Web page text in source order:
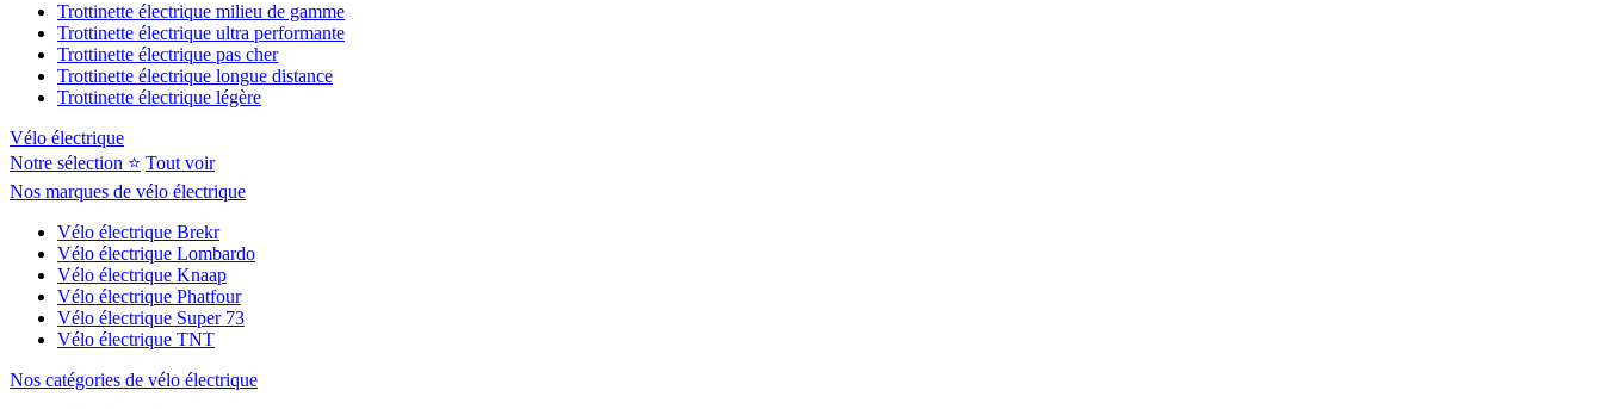
Trottinette électrique milieu de gamme
Trottinette électrique ultra performante
Trottinette électrique pas cher
Trottinette électrique longue distance
Trottinette électrique légère
Vélo électrique
Notre sélection ⭐ Tout voir
Nos marques de vélo électrique
Vélo électrique Brekr
Vélo électrique Lombardo
Vélo électrique Knaap
Vélo électrique Phatfour
Vélo électrique Super 73
Vélo électrique TNT
Nos catégories de vélo électrique